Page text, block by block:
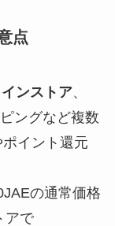
点
ンストア、
ングなど複数
イント還元
の通常価格
アで